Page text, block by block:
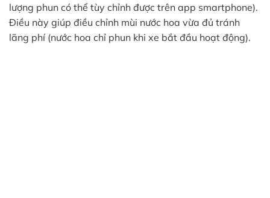
lượng phun có thể tùy chỉnh được trên app smartphone).
Điều này giúp điều chỉnh mùi nước hoa vừa đủ tránh
lãng phí (nước hoa chỉ phun khi xe bắt đầu hoạt động).